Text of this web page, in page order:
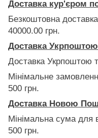
Доставка кур'єром
Безкоштовна
40000.00 грн.
Доставка Укрпоштою
Доставка Укрпоштою
Мінімальне
500 грн.
Доставка Новою
Мінімальна сума
500 грн.